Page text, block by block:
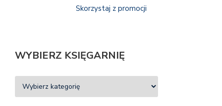
Skorzystaj z promocji
WYBIERZ KSIĘGARNIĘ